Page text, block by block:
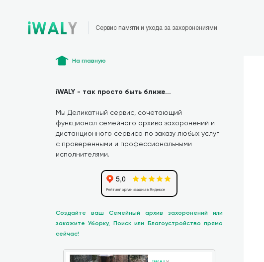
Сервис памяти и ухода за захоронениями
На главную
iWALY - так просто быть ближе...
Мы Деликатный сервис, сочетающий
функционал семейного архива захоронений и
дистанционного сервиса по заказу любых услуг
с проверенными и профессиональными
исполнителями.
Создайте ваш Семейный архив захоронений или
закажите Уборку, Поиск или Благоустройство прямо
сейчас!